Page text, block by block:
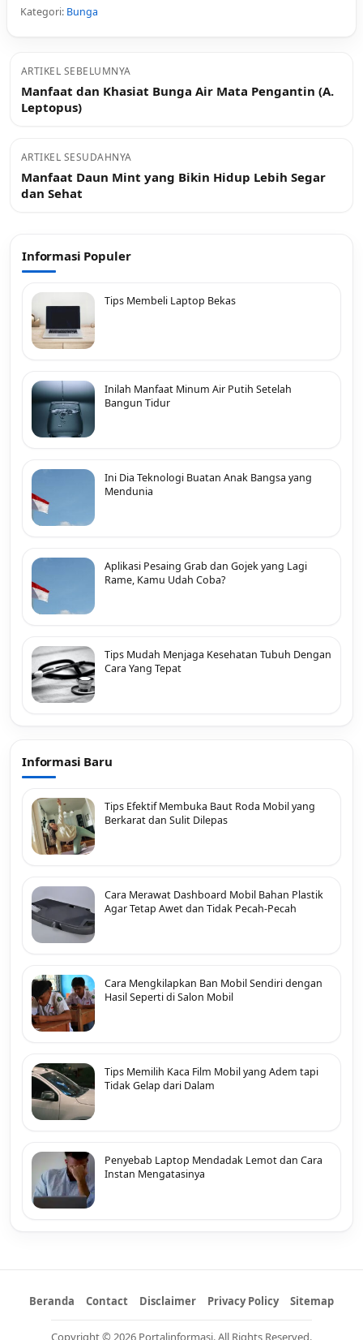
Kategori: Bunga
ARTIKEL SEBELUMNYA
Manfaat dan Khasiat Bunga Air Mata Pengantin (A.
Leptopus)
ARTIKEL SESUDAHNYA
Manfaat Daun Mint yang Bikin Hidup Lebih Segar
dan Sehat
Informasi Populer
Tips Membeli Laptop Bekas
Inilah Manfaat Minum Air Putih Setelah
Bangun Tidur
Ini Dia Teknologi Buatan Anak Bangsa yang
Mendunia
Aplikasi Pesaing Grab dan Gojek yang Lagi
Rame, Kamu Udah Coba?
Tips Mudah Menjaga Kesehatan Tubuh Dengan
Cara Yang Tepat
Informasi Baru
Tips Efektif Membuka Baut Roda Mobil yang
Berkarat dan Sulit Dilepas
Cara Merawat Dashboard Mobil Bahan Plastik
Agar Tetap Awet dan Tidak Pecah-Pecah
Cara Mengkilapkan Ban Mobil Sendiri dengan
Hasil Seperti di Salon Mobil
Tips Memilih Kaca Film Mobil yang Adem tapi
Tidak Gelap dari Dalam
Penyebab Laptop Mendadak Lemot dan Cara
Instan Mengatasinya
Beranda Contact Disclaimer Privacy Policy Sitemap
Copyright © 2026 Portalinformasi. All Rights Reserved.